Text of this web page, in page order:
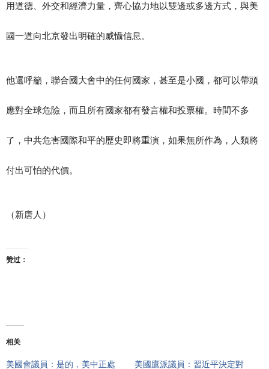
用道德、外交和經濟力量，齊心協力地以雙邊或多邊方式，與美
國一道向北京發出明確的威懾信息。
他還呼籲，聯合國大會中的任何國家，甚至是小國，都可以帶頭
應對全球危險，而且所有國家都有發言權和投票權。時間不多
了，中共危害國際和平的歷史即將重演，如果無所作為，人類將
付出可怕的代價。
（新唐人）
赞过：
相关
美國會議員：是的，美中正處 美國鷹派議員：習近平決定對